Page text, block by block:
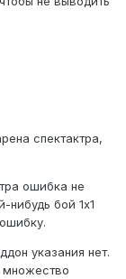
спектактра,
ошибка не
нибудь бой 1х1
указания нет.